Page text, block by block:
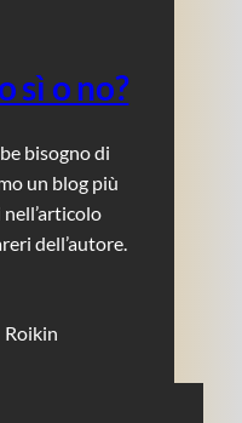
sì o no?
bisogno di
un blog più
dell’autore.
Roikin